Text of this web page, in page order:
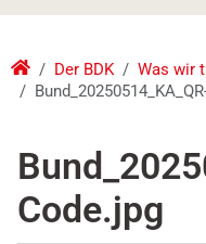
Der BDK Was wir
Code.jpg